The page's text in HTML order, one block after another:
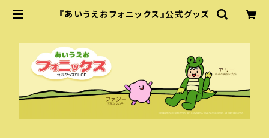
『あいうえおフォニックス』公式グッズ